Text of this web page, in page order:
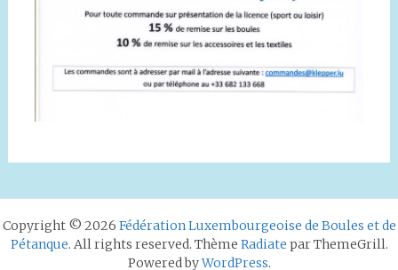
Copyright © 2026 Fédération Luxembourgeoise de Boules et de
Pétanque. All rights reserved. Thème Radiate par ThemeGrill.
Powered byWordPress.